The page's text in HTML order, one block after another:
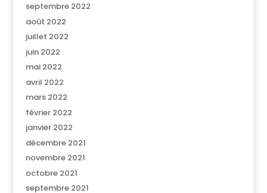
septembre 2022
août 2022
juillet 2022
juin 2022
mai 2022
avril 2022
mars 2022
février 2022
janvier 2022
décembre 2021
novembre 2021
octobre 2021
septembre 2021